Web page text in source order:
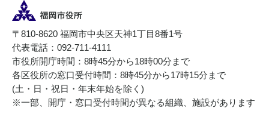
〒810-8620 福岡市中央区天神1丁目8番1号
代表電話：092-711-4111
市役所開庁時間：8時45分から18時00分まで
各区役所の窓口受付時間：8時45分から17時15分まで
(土・日・祝日・年末年始を除く)
※一部、開庁・窓口受付時間が異なる組織、施設があります